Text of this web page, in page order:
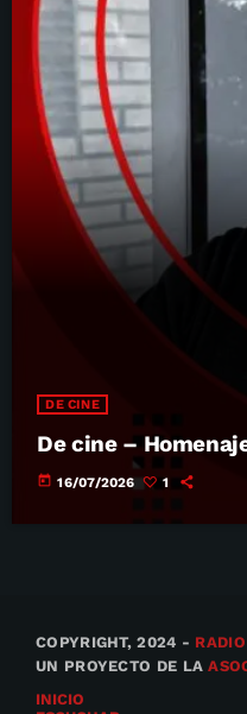
DE CINE
De cine –
today 16/07/2026 1
COPYRIGHT, 2024 -
UN PROYECTO DE LA
INICIO